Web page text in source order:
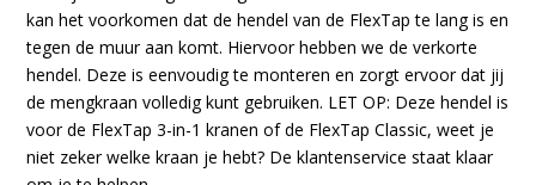
kan het voorkomen dat de hendel van de FlexTap te lang is en
tegen de muur aan komt. Hiervoor hebben we de verkorte
hendel. Deze is eenvoudig te monteren en zorgt ervoor dat jij
de mengkraan volledig kunt gebruiken. LET OP: Deze hendel is
voor de FlexTap 3-in-1 kranen of de FlexTap Classic, weet je
niet zeker welke kraan je hebt? De klantenservice staat klaar